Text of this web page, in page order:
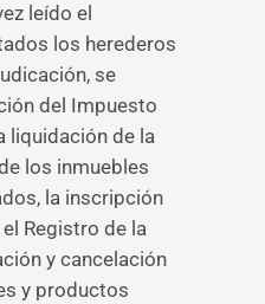
leído el
los herederos
se
del Impuesto
liquidación de la
los inmuebles
la inscripción
Registro de la
y cancelación
y productos